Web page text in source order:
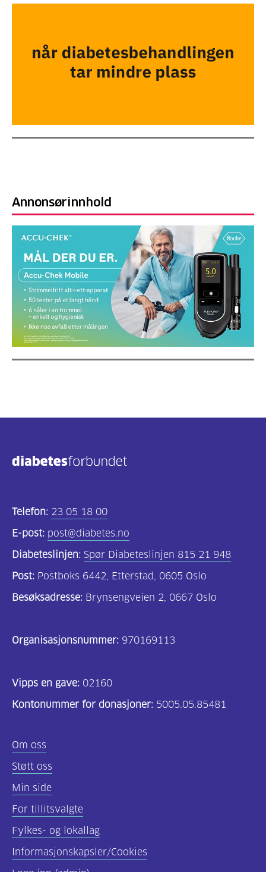
Annonsørinnhold
Telefon: 23 05 18 00
E-post: post@diabetes.no
Diabeteslinjen: Spør Diabeteslinjen 815 21 948
Post: Postboks 6442, Etterstad, 0605 Oslo
Besøksadresse: Brynsengveien 2, 0667 Oslo
Organisasjonsnummer: 970169113
Vipps en gave: 02160
Kontonummer for donasjoner: 5005.05.85481
Om oss
Støtt oss
Min side
For tillitsvalgte
Fylkes- og lokallag
Informasjonskapsler/Cookies